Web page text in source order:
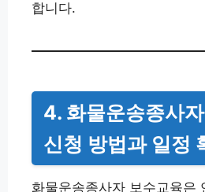
합니다.
4. 화물운송종사
신청 방법과 일정
화물운송종사자 보수교육은